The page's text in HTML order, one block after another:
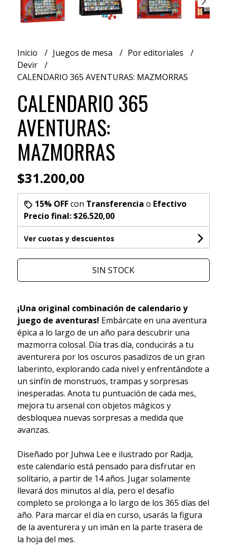
Inicio Juegos de mesa
Por editoriales
Devir
CALENDARIO 365 AVENTURAS: MAZMORRAS
CALENDARIO 365
AVENTURAS:
MAZMORRAS
$31.200,00
15% OFFcon Transferencia o Efectivo
Precio final:$26.520,00
Ver cuotas y descuentos
SIN STOCK
¡Una original combinación de calendario y
juego de aventuras! Embárcate en una aventura
épica a lo largo de un año para descubrir una
mazmorra colosal. Día tras día, conducirás a tu
aventurera por los oscuros pasadizos de un gran
laberinto, explorando cada nivel y enfrentándote a
un sinfín de monstruos, trampas y sorpresas
inesperadas. Anota tu puntuación de cada mes,
mejora tu arsenal con objetos mágicos y
desbloquea nuevas sorpresas a medida que
avanzas.
Diseñado por Juhwa Lee e ilustrado por Radja,
este calendario está pensado para disfrutar en
solitario, a partir de 14 años. Jugar solamente
llevará dos minutos al día, pero el desafío
completo se prolonga a lo largo de los 365 días del
año. Para marcar el día en curso, usarás la figura
de la aventurera y un imán en la parte trasera de
la hoja del mes.